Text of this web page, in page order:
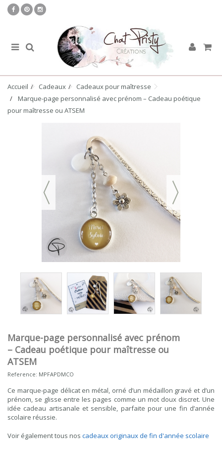
Accueil Cadeaux
Cadeaux pour maîtresse
Marque-page personnalisé avec prénom – Cadeau poétique
pour maîtresse ou ATSEM
Marque-page personnalisé avec prénom
– Cadeau poétique pour maîtresse ou
ATSEM
Reference: MPFAPDMCO
Ce marque-page délicat en métal, orné d’un médaillon gravé et d’un
prénom, se glisse entre les pages comme un mot doux discret. Une
idée cadeau artisanale et sensible, parfaite pour une fin d’année
scolaire réussie.
Voir également tous nos cadeaux originaux de fin d'année scolaire